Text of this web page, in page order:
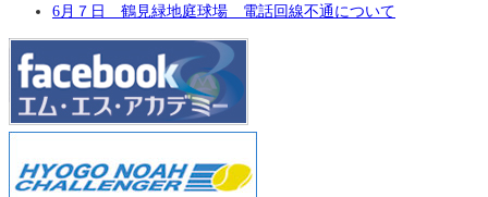
6月７日 鶴見緑地庭球場 電話回線不通について